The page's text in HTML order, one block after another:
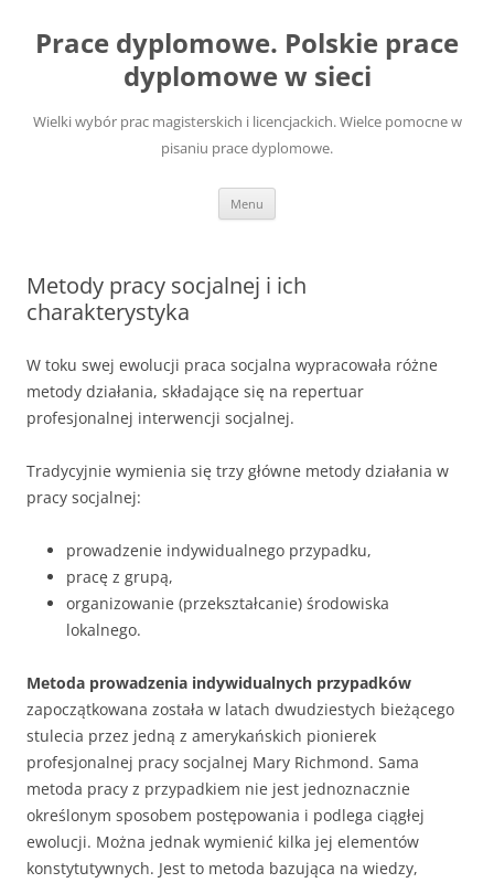
treści
Prace dyplomowe. Polskie prace
dyplomowe w sieci
Wielki wybór prac magisterskich i licencjackich. Wielce pomocne w
pisaniu prace dyplomowe.
Menu
Metody pracy socjalnej i ich
charakterystyka
W toku swej ewolucji praca socjalna wypracowała różne
metody działania, składające się na repertuar
profesjonalnej interwencji socjalnej.
Tradycyjnie wymienia się trzy główne metody działania w
pracy socjalnej:
prowadzenie indywidualnego przypadku,
pracę z grupą,
organizowanie (przekształcanie) środowiska
lokalnego.
Metoda prowadzenia indywidualnych przypadków
zapoczątkowana została w latach dwudziestych bieżącego
stulecia przez jedną z amerykańskich pionierek
profesjonalnej pracy socjalnej Mary Richmond. Sama
metoda pracy z przypadkiem nie jest jednoznacznie
określonym sposobem postępowania i podlega ciągłej
ewolucji. Można jednak wymienić kilka jej elementów
konstytutywnych. Jest to metoda bazująca na wiedzy,